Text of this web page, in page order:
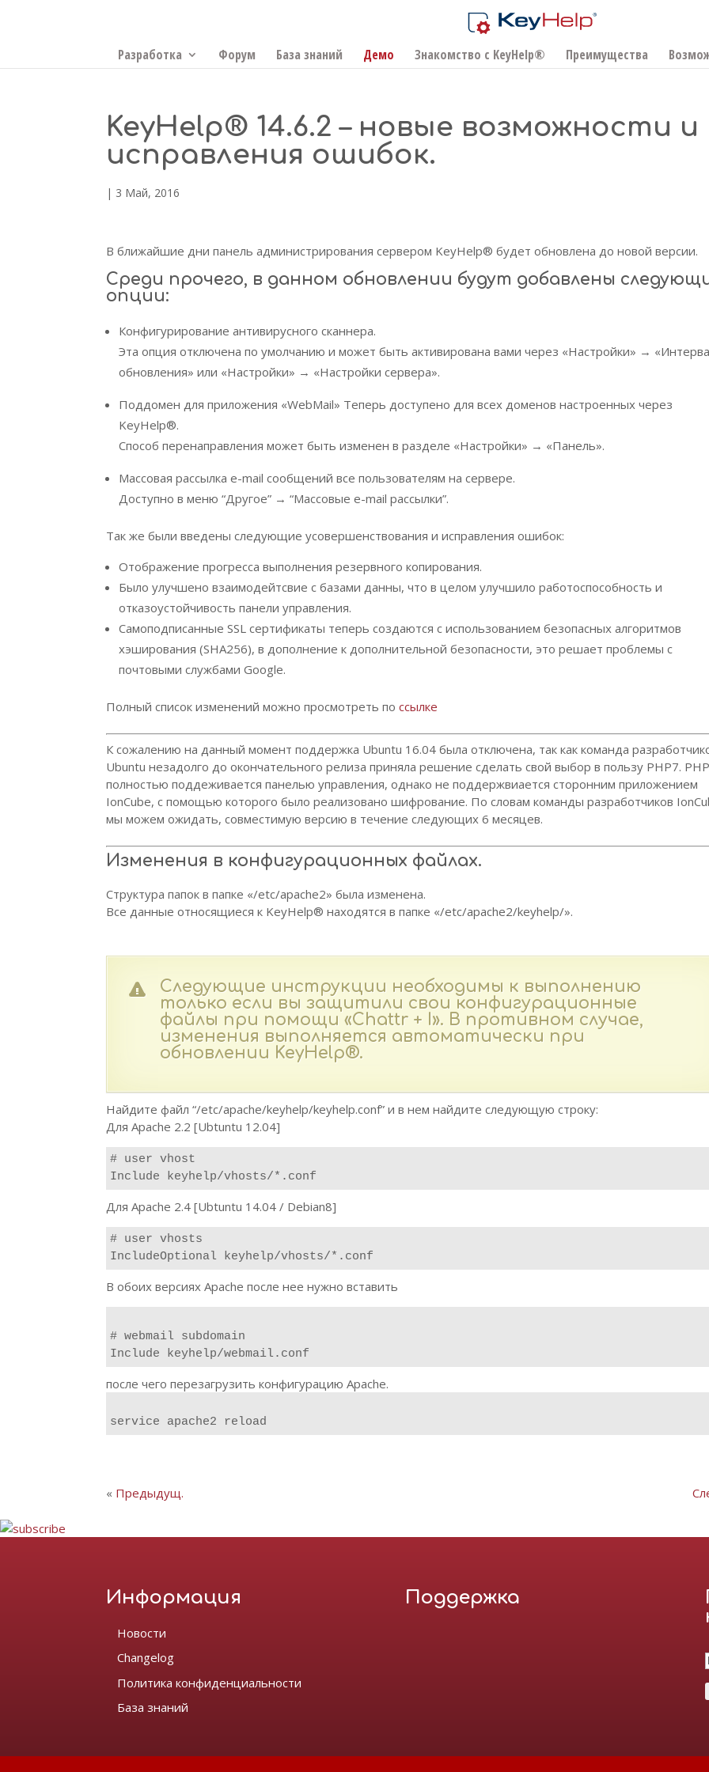
Разработка Форум База знаний Демо Знакомство с KeyHelp® Преимущества
KeyHelp® 14.6.2 – новые возможности и
исправления ошибок.
| 3 Май, 2016
В ближайшие дни панель администрирования сервером KeyHelp® будет обновлена до новой версии.
Среди прочего, в данном обновлении будут добавлены
опции:
Конфигурирование антивирусного сканнера.
Эта опция отключена по умолчанию и может быть активирована вами через «Настройки» →
обновления» или «Настройки» → «Настройки сервера».
Поддомен для приложения «WebMail» Теперь доступено для всех доменов настроенных через
KeyHelp®.
Способ перенаправления может быть изменен в разделе «Настройки» → «Панель».
Массовая рассылка e-mail сообщений все пользователям на сервере.
Доступно в меню “Другое” → “Массовые e-mail рассылки”.
Так же были введены следующие усовершенствования и исправления ошибок:
Отображение прогресса выполнения резервного копирования.
Было улучшено взаимодейтсвие с базами данны, что в целом улучшило работоспособность и
отказоустойчивость панели управления.
Самоподписанные SSL сертификаты теперь создаются с использованием безопасных алгоритмов
хэширования (SHA256), в дополнение к дополнительной безопасности, это решает проблемы с
почтовыми службами Google.
Полный список изменений можно просмотреть поссылке
К сожалению на данный момент поддержка Ubuntu 16.04 была отключена, так как команда
Ubuntu незадолго до окончательного релиза приняла решение сделать свой выбор в пользу PHP7.
полностью поддеживается панелью управления, однако не поддержвиается сторонним приложением
IonCube, с помощью которого было реализовано шифрование. По словам команды разработчиков
мы можем ожидать, совместимую версию в течение следующих 6 месяцев.
Изменения в конфигурационных файлах.
Структура папок в папке «/etc/apache2» была изменена.
Все данные относящиеся к KeyHelp® находятся в папке «/etc/apache2/keyhelp/».
Следующие инструкции необходимы к выполнению
только если вы защитили свои конфигурационные
файлы при помощи «Chattr + I». В противном случае,
изменения выполняется автоматически при
обновлении KeyHelp®.
Найдите файл “/etc/apache/keyhelp/keyhelp.conf” и в нем найдите следующую строку:
Для Apache 2.2 [Ubtuntu 12.04]
# user vhost
Include keyhelp/vhosts/*.conf
Для Apache 2.4 [Ubtuntu 14.04 / Debian8]
# user vhosts
IncludeOptional keyhelp/vhosts/*.conf
В обоих версиях Apache после нее нужно вставить
# webmail subdomain
Include keyhelp/webmail.conf
после чего перезагрузить конфигурацию Apache.
service apache2 reload
« Предыдущ.
Информация
Новости
Changelog
Политика конфиденциальности
База знаний
Поддержка